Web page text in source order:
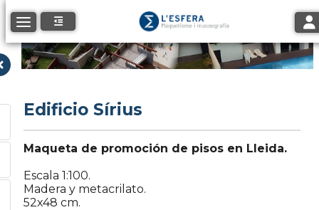
Toggle navigation
Edificio Sírius
Maqueta de promoción de pisos en Lleida.
Escala 1:100.
Madera y metacrilato.
52x48 cm.